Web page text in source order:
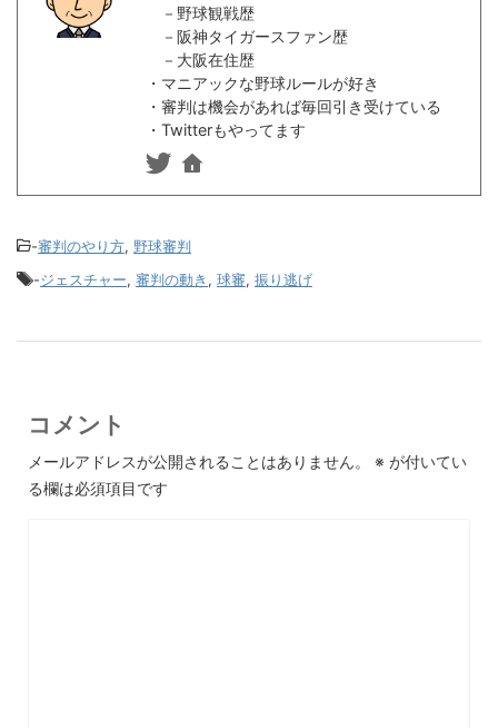
－野球観戦歴
－阪神タイガースファン歴
－大阪在住歴
・マニアックな野球ルールが好き
・審判は機会があれば毎回引き受けている
・Twitterもやってます
-審判のやり方, 野球審判
-ジェスチャー, 審判の動き , 球審, 振り逃げ
コメント
メールアドレスが公開されることはありません。 ※ が付いてい
る欄は必須項目です